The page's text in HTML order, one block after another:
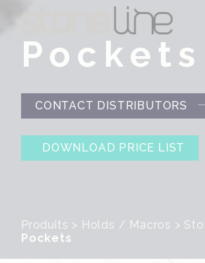
Pockets
CONTACT DISTRIBUTORS
DOWNLOAD PRICE LIST
Produits > Holds / Macros >
Pockets